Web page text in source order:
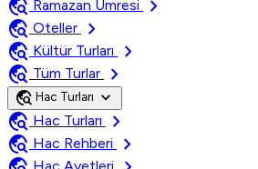
travel_explore Ramazan Umresi
chevron_right
travel_explore Oteller
chevron_right
travel_explore Kültür Turları
chevron_right
travel_explore Tüm Turlar chevron_right
travel_explore Hac Turları expand_more
travel_explore Hac Turları
chevron_right
travel_explore Hac Rehberi
chevron_right